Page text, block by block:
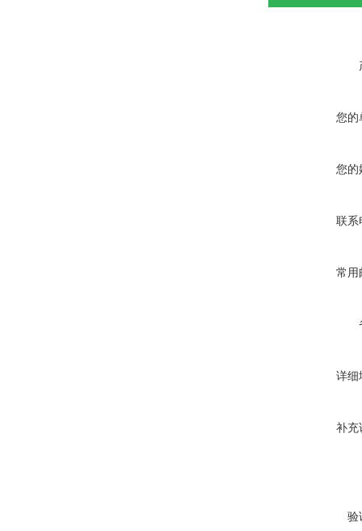
您的
您的
联系
常用
详细
补充
验